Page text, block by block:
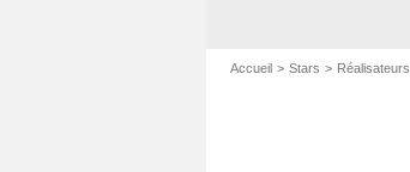
Accueil Stars Réalisateurs